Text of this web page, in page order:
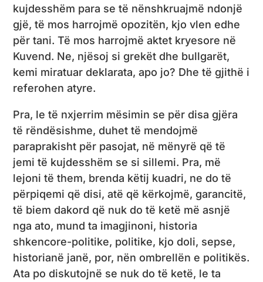
kujdesshëm para se të nënshkruajmë ndonjë
gjë, të mos harrojmë opozitën, kjo vlen edhe
për tani. Të mos harrojmë aktet kryesore në
Kuvend. Ne, njësoj si grekët dhe bullgarët,
kemi miratuar deklarata, apo jo? Dhe të gjithë i
referohen atyre.
Pra, le të nxjerrim mësimin se për disa gjëra
të rëndësishme, duhet të mendojmë
paraprakisht për pasojat, në mënyrë që të
jemi të kujdesshëm se si sillemi. Pra, më
lejoni të them, brenda këtij kuadri, ne do të
përpiqemi që disi, atë që kërkojmë, garancitë,
të biem dakord që nuk do të ketë më asnjë
nga ato, mund ta imagjinoni, historia
shkencore-politike, politike, kjo doli, sepse,
historianë janë, por, nën ombrellën e politikës.
Ata po diskutojnë se nuk do të ketë, le ta